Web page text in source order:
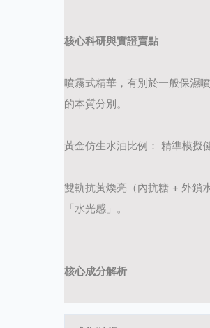
核心科研與實證賣點
噴霧式精華，有別於一般保濕噴
的本質分別。
黃金仿生水油比例： 精準模擬
雙軌抗黃煥亮（內抗糖 + 外鎖
「水光感」。
核心成分解析